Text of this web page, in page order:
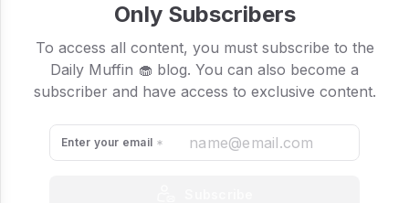
perto por aqui seguem resistindo e conseguiram
reverter a maior parte da queda que vinham sofrendo.
De fato, parece que estamos diante de uma grande
luta para manter o Bitcoin mais perto possível da casa
Only Subscribers
To access all content, you must subscribe to the
Daily Muffin 🧁 blog. You can also become a
subscriber and have access to exclusive content.
Enter your email